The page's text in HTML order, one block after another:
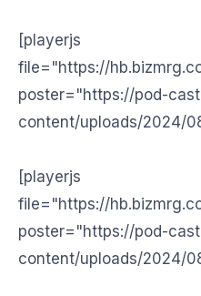
[playerjs
file="https://
poster="https://pod-
content/uploads/2024/
[playerjs
file="https://
poster="https://pod-
content/uploads/2024/